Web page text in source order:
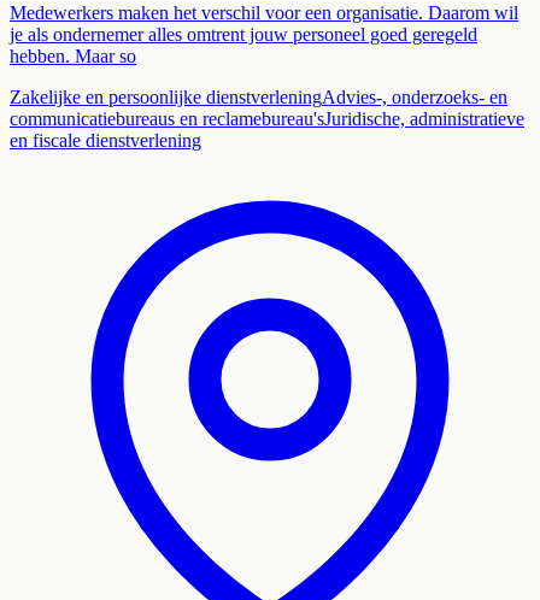
Medewerkers maken het verschil voor een organisatie. Daarom wil
je als ondernemer alles omtrent jouw personeel goed geregeld
hebben. Maar so
Zakelijke en persoonlijke dienstverleningAdvies-, onderzoeks- en
communicatiebureaus en reclamebureau'sJuridische, administratieve
en fiscale dienstverlening